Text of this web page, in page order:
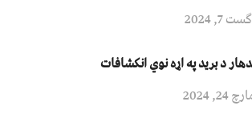
7, 2024
د برید په اړه نوي انکشافات
24, 2024